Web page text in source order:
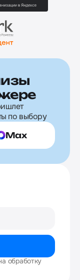
по выбору
Max
обработку